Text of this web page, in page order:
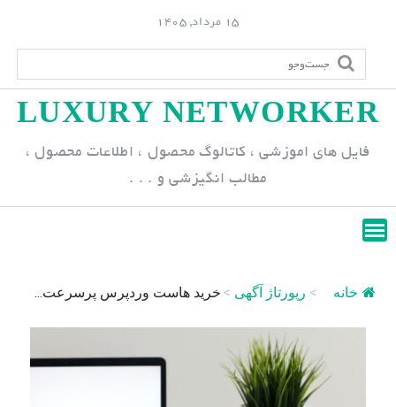
p
n
15 مرداد, 1405
LUXURY NETWORKER
فایل های اموزشی ، کاتالوگ محصول ، اطلاعات محصول ،
مطالب انگیزشی و . . .
خانه > رپورتاژ آگهی > خرید هاست وردپرس پرسرعت...